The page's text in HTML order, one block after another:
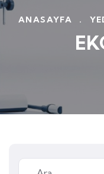
ANASAYFA .